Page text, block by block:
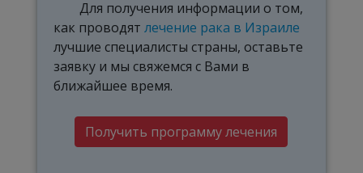
Для получения информации о том,
как проводятлечение рака в Израиле
лучшие специалисты страны, оставьте
заявку и мы свяжемся с Вами в
ближайшее время.
Получить программу лечения